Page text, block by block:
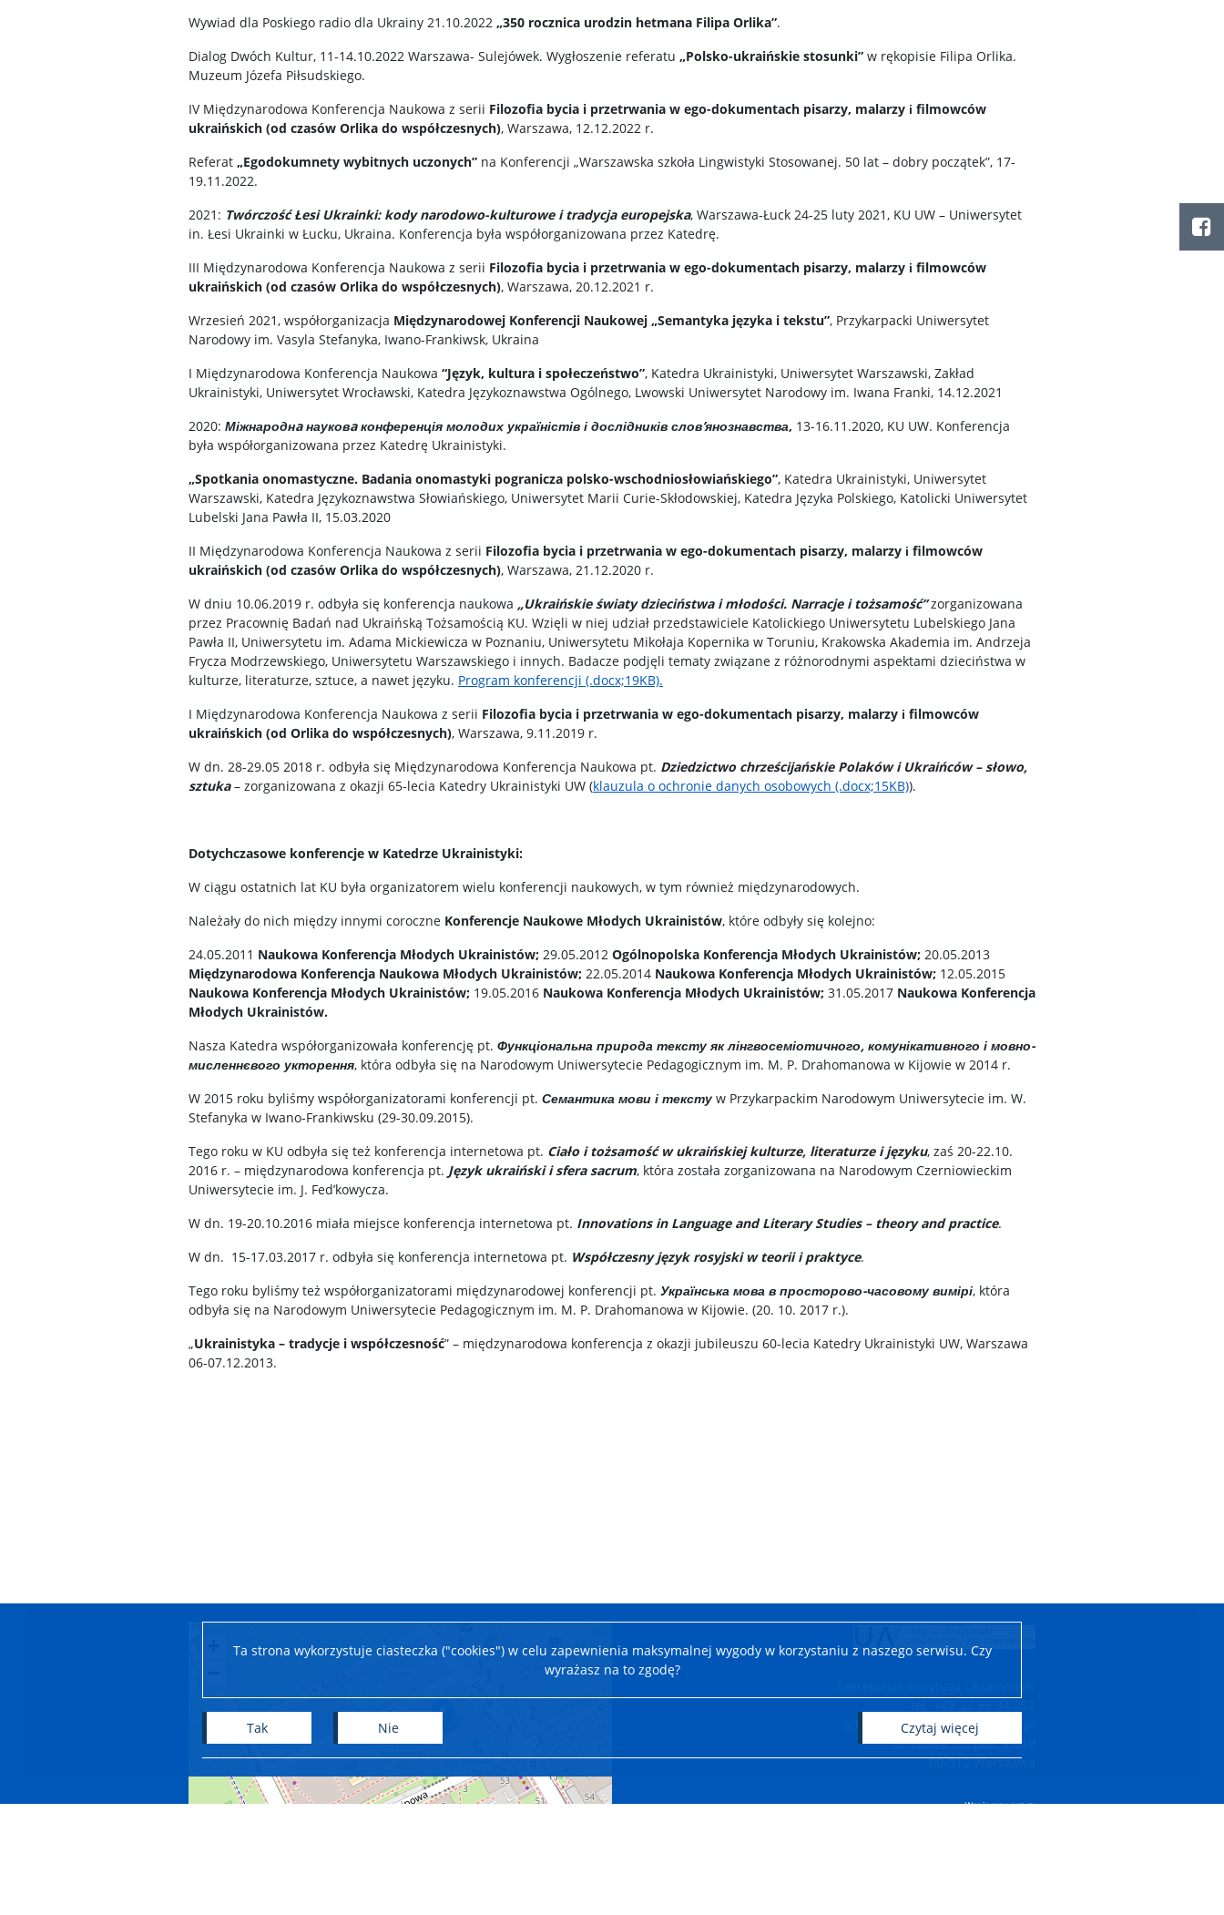
Ta strona wykorzystuje ciasteczka ("cookies") w celu zapewnienia maksymalnej wygody w korzystaniu z naszego serwisu. Czy
wyrażasz na to zgodę?
Tak Nie czytaj więcej
Wywiad dla Poskiego radio dla Ukrainy 21.10.2022 „350 rocznica urodzin hetmana Filipa Orlika”.
Dialog Dwóch Kultur, 11-14.10.2022 Warszawa- Sulejówek. Wygłoszenie referatu „Polsko-ukraińskie stosunki” w rękopisie Filipa Orlika.
Muzeum Józefa Piłsudskiego.
IV Międzynarodowa Konferencja Naukowa z serii Filozofia bycia i przetrwania w ego-dokumentach pisarzy, malarzy і filmowców
ukraińskich (od czasów Orlika do współczesnych), Warszawa, 12.12.2022 r.
Referat „Egodokumnety wybitnych uczonych” na Konferencji „Warszawska szkoła Lingwistyki Stosowanej. 50 lat – dobry początek”, 17-
19.11.2022.
2021: Twórczość Łesi Ukrainki: kody narodowo-kulturowe i tradycja europejska, Warszawa-Łuck 24-25 luty 2021, KU UW – Uniwersytet
in. Łesi Ukrainki w Łucku, Ukraina. Konferencja była współorganizowana przez Katedrę.
III Międzynarodowa Konferencja Naukowa z serii Filozofia bycia i przetrwania w ego-dokumentach pisarzy, malarzy і filmowców
ukraińskich (od czasów Orlika do współczesnych), Warszawa, 20.12.2021 r.
Wrzesień 2021, współorganizacja Międzynarodowej Konferencji Naukowej „Semantyka języka i tekstu”, Przykarpacki Uniwersytet
Narodowy im. Vasyla Stefanyka, Iwano-Frankiwsk, Ukraina
I Międzynarodowa Konferencja Naukowa “Język, kultura i społeczeństwo”, Katedra Ukrainistyki, Uniwersytet Warszawski, Zakład
Ukrainistyki, Uniwersytet Wrocławski, Katedra Językoznawstwa Ogólnego, Lwowski Uniwersytet Narodowy im. Iwana Franki, 14.12.2021
2020: Міжнароднaнауковaконференція молодих україністів і дослідників слов’янознавства, 13-16.11.2020, KU UW. Konferencja
była współorganizowana przez Katedrę Ukrainistyki.
„Spotkania onomastyczne. Badania onomastyki pogranicza polsko-wschodniosłowiańskiego”, Katedra Ukrainistyki, Uniwersytet
Warszawski, Katedra Językoznawstwa Słowiańskiego, Uniwersytet Marii Curie-Skłodowskiej, Katedra Języka Polskiego, Katolicki Uniwersytet
Lubelski Jana Pawła II, 15.03.2020
II Międzynarodowa Konferencja Naukowa z serii Filozofia bycia i przetrwania w ego-dokumentach pisarzy, malarzy і filmowców
ukraińskich (od czasów Orlika do współczesnych), Warszawa, 21.12.2020 r.
W dniu 10.06.2019 r. odbyła się konferencja naukowa „Ukraińskie światy dzieciństwa i młodości. Narracje i tożsamość”zorganizowana
przez Pracownię Badań nad Ukraińską Tożsamością KU. Wzięli w niej udział przedstawiciele Katolickiego Uniwersytetu Lubelskiego Jana
Pawła II, Uniwersytetu im. Adama Mickiewicza w Poznaniu, Uniwersytetu Mikołaja Kopernika w Toruniu, Krakowska Akademia im. Andrzeja
Frycza Modrzewskiego, Uniwersytetu Warszawskiego i innych. Badacze podjęli tematy związane z różnorodnymi aspektami dzieciństwa w
kulturze, literaturze, sztuce, a nawet języku. Program konferencji (.docx;19KB).
I Międzynarodowa Konferencja Naukowa z serii Filozofia bycia i przetrwania w ego-dokumentach pisarzy, malarzy і filmowców
ukraińskich (od Orlika do współczesnych), Warszawa, 9.11.2019 r.
W dn. 28-29.05 2018 r. odbyła się Międzynarodowa Konferencja Naukowa pt. Dziedzictwo chrześcijańskie Polaków i Ukraińców – słowo,
sztuka– zorganizowana z okazji 65-lecia Katedry Ukrainistyki UW (klauzula o ochronie danych osobowych (.docx;15KB)).
Dotychczasowe konferencje w Katedrze Ukrainistyki:
W ciągu ostatnich lat KU była organizatorem wielu konferencji naukowych, w tym również międzynarodowych.
Należały do nich między innymi coroczne Konferencje Naukowe Młodych Ukrainistów, które odbyły się kolejno:
24.05.2011 Naukowa Konferencja Młodych Ukrainistów; 29.05.2012 Ogólnopolska Konferencja Młodych Ukrainistów; 20.05.2013
Międzynarodowa Konferencja Naukowa Młodych Ukrainistów; 22.05.2014 Naukowa Konferencja Młodych Ukrainistów; 12.05.2015
Naukowa Konferencja Młodych Ukrainistów; 19.05.2016 Naukowa Konferencja Młodych Ukrainistów; 31.05.2017 Naukowa Konferencja
Młodych Ukrainistów.
Nasza Katedra współorganizowała konferencję pt. Функціональна природа тексту як лінгвосеміотичного, комунікативного і мовно-
мисленнєвого укторення, która odbyła się na Narodowym Uniwersytecie Pedagogicznym im. M. P. Drahomanowa w Kijowie w 2014 r.
W 2015 roku byliśmy współorganizatorami konferencji pt. Семантика мови і тексту w Przykarpackim Narodowym Uniwersytecie im. W.
Stefanyka w Iwano-Frankiwsku (29-30.09.2015).
Tego roku w KU odbyła się też konferencja internetowa pt. Ciało i tożsamość w ukraińskiej kulturze, literaturze i języku, zaś 20-22.10.
2016 r. – międzynarodowa konferencja pt. Język ukraiński i sfera sacrum, która została zorganizowana na Narodowym Czerniowieckim
Uniwersytecie im. J. Fed’kowycza.
W dn. 19-20.10.2016 miała miejsce konferencja internetowa pt. Innovations in Language and Literary Studies – theory and practice.
W dn. 15-17.03.2017 r. odbyła się konferencja internetowa pt. Współczesny język rosyjski w teorii i praktyce.
Tego roku byliśmy też współorganizatorami międzynarodowej konferencji pt. Українська мова в просторово-часовому вимірі, która
odbyła się na Narodowym Uniwersytecie Pedagogicznym im. M. P. Drahomanowa w Kijowie. (20. 10. 2017 r.).
„Ukrainistyka – tradycje i współczesność” – międzynarodowa konferencja z okazji jubileuszu 60-lecia Katedry Ukrainistyki UW, Warszawa
06-07.12.2013.
adres e-mail: iu.wls@uw.edu.pl
ul. Dobra 55, pok. 2.619
00-312 Warszawa